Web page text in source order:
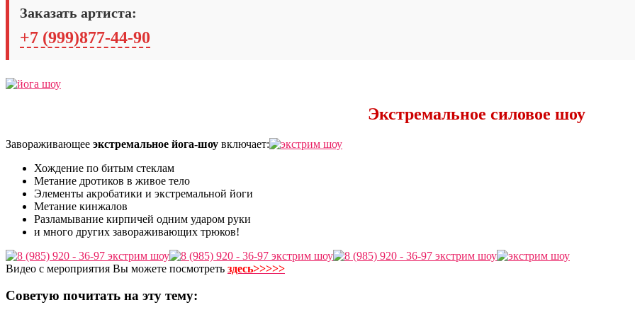
Заказать артиста:
+7 (999)877-44-90
Экстремальное силовое шоу
Завораживающее экстремальное йога-шоу включает:
Хождение по битым стеклам
Метание дротиков в живое тело
Элементы акробатики и экстремальной йоги
Метание кинжалов
Разламывание кирпичей одним ударом руки
и много других завораживающих трюков!
Видео с мероприятия Вы можете посмотреть здесь>>>>>
Советую почитать на эту тему: